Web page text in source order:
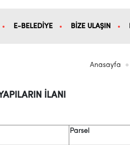
E-BELEDİYE BİZE ULAŞIN
Anasayfa
İLANI
Parsel